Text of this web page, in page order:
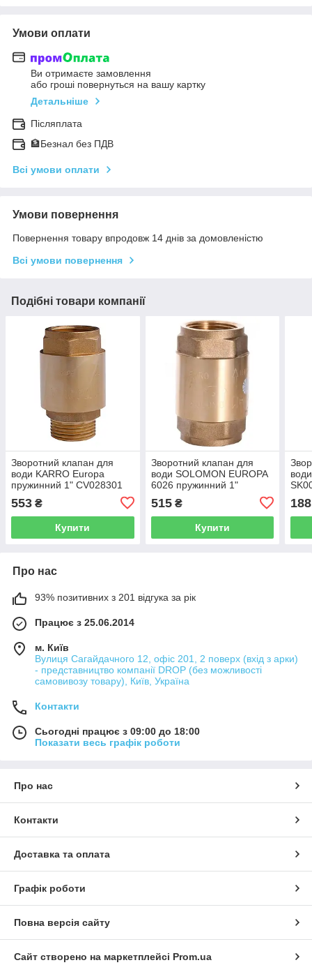
Умови оплати
Ви отримаєте замовлення
або гроші повернуться на вашу картку
Детальніше
Післяплата
🏦Безнал без ПДВ
Всі умови оплати
Умови повернення
Повернення товару впродовж 14 днів за домовленістю
Всі умови повернення
Подібні товари компанії
Зворотний клапан для
води KARRO Europa
пружинний 1" CV028301
553 ₴
Купити
Зворотний клапан для
води SOLOMON EUROPA
6026 пружинний 1"
515₴
Купити
188
Про нас
93% позитивних з 201 відгука за рік
Працює з 25.06.2014
м. Київ
Вулиця Сагайдачного 12, офіс 201, 2 поверх (вхід з арки)
- представництво компанії DROP (без можливості
самовивозу товару), Київ, Україна
Контакти
Сьогодні працює з 09:00 до 18:00
Показати весь графік роботи
Про нас
Контакти
Доставка та оплата
Графік роботи
Повна версія сайту
Сайт створено на маркетплейсі Prom.ua